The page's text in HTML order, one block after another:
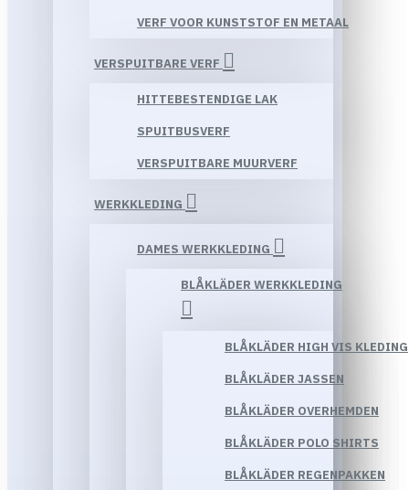
VERF VOOR KUNSTSTOF EN METAAL
VERSPUITBARE VERF
HITTEBESTENDIGE LAK
SPUITBUSVERF
VERSPUITBARE MUURVERF
WERKKLEDING
DAMES WERKKLEDING
BLÅKLÄDER WERKKLEDING
BLÅKLÄDER HIGH VIS KLEDING
BLÅKLÄDER JASSEN
BLÅKLÄDER OVERHEMDEN
BLÅKLÄDER POLO SHIRTS
BLÅKLÄDER REGENPAKKEN